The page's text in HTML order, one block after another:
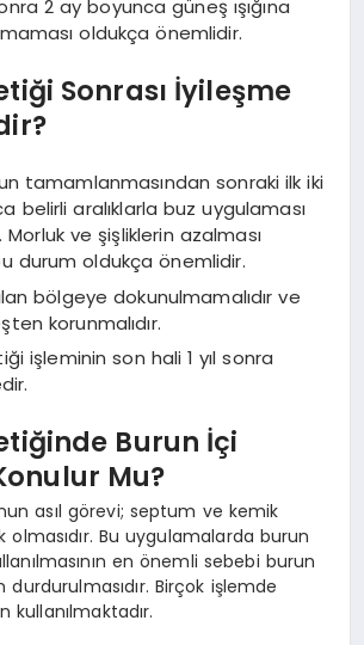
2 ay boyunca güneş ışığına
oldukça önemlidir.
Sonrası İyileşme
tamamlanmasından sonraki ilk iki
belirli aralıklarla buz uygulaması
Morluk ve şişliklerin azalması
durum oldukça önemlidir.
bölgeye dokunulmamalıdır ve
korunmalıdır.
işleminin son hali 1 yıl sonra
Burun İçi
Mu?
asıl görevi; septum ve kemik
olmasıdır. Bu uygulamalarda burun
en önemli sebebi burun
durdurulmasıdır. Birçok işlemde